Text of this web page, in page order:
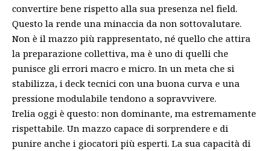
convertire bene rispetto alla sua presenza nel field.
Questo la rende una minaccia da non sottovalutare.
Non è il mazzo più rappresentato, né quello che attira
la preparazione collettiva, ma è uno di quelli che
punisce gli errori macro e micro. In un meta che si
stabilizza, i deck tecnici con una buona curva e una
pressione modulabile tendono a sopravvivere.
Irelia oggi è questo: non dominante, ma estremamente
rispettabile. Un mazzo capace di sorprendere e di
punire anche i giocatori più esperti. La sua capacità di